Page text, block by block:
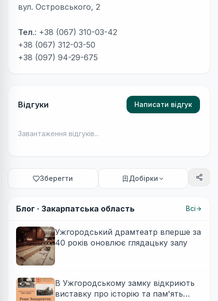
вул. Островського, 2
Тел.: +38 (067) 310-03-42
+38 (067) 312-03-50
+38 (097) 94-29-675
Відгуки Написати відгук
Завантаження відгуків...
Зберегти Добірки
Блог · Закарпатська область Всі
Ужгородський драмтеатр вперше за
40 років оновлює глядацьку залу
В Ужгородському замку відкриють
виставку про історію та пам'ять